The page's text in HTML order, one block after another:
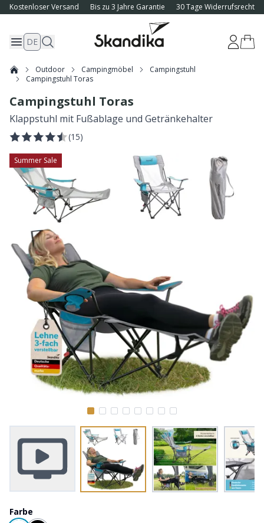
Kostenloser Versand Bis zu 3 Jahre Garantie 30 Tage Widerrufsrecht
DE
Outdoor Campingmöbel
Campingstuhl
Campingstuhl Toras
Campingstuhl Toras
Klappstuhl mit Fußablage und Getränkehalter
(15)
Summer Sale
Farbe